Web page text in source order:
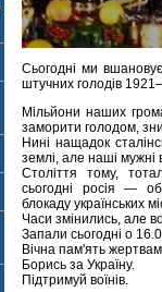
Сьогодні ми
штучних голодів
Мільйони наших
заморити голодом,
Нині нащадок
землі, але наші мужні
Століття тому,
сьогодні росія —
блокаду українських
Часи змінились, але
Запали сьогодні о
Вічна пам'ять
Борись за Україну.
Підтримуй воїнів.